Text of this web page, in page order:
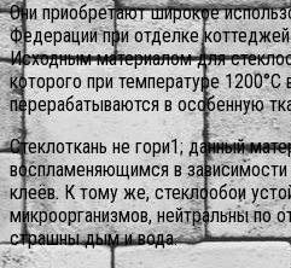
Они приобретают широкое
Федерации при отделке коттеджей
Исходным материалом для
которого при температуре 1200°С
перерабатываются в особенную
Стеклоткань не гори1; данный
воспламеняющимся в
клеёв. К тому же, стеклообои
микроорганизмов, нейтральны по
страшны дым и вода.